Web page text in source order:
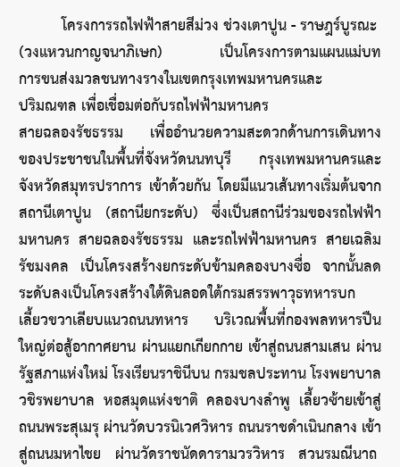
โครงการรถไฟฟ้าสายสีม่วง ช่วงเตาปูน - ราษฎร์บูรณะ
(วงแหวนกาญจนาภิเษก) เป็นโครงการตามแผนแม่บท
การขนส่งมวลชนทางรางในเขตกรุงเทพมหานครและ
ปริมณฑล เพื่อเชื่อมต่อกับรถไฟฟ้ามหานคร
สายฉลองรัชธรรม เพื่ออำนวยความสะดวกด้านการเดินทาง
ของประชาชนในพื้นที่จังหวัดนนทบุรี กรุงเทพมหานครและ
จังหวัดสมุทรปราการ เข้าด้วยกัน โดยมีแนวเส้นทางเริ่มต้นจาก
สถานีเตาปูน (สถานียกระดับ) ซึ่งเป็นสถานีร่วมของรถไฟฟ้า
มหานคร สายฉลองรัชธรรม และรถไฟฟ้ามหานคร สายเฉลิม
รัชมงคล เป็นโครงสร้างยกระดับข้ามคลองบางซื่อ จากนั้นลด
ระดับลงเป็นโครงสร้างใต้ดินลอดใต้กรมสรรพาวุธทหารบก
เลี้ยวขวาเลียบแนวถนนทหาร บริเวณพื้นที่กองพลทหารปืน
ใหญ่ต่อสู้อากาศยาน ผ่านแยกเกียกกาย เข้าสู่ถนนสามเสน ผ่าน
รัฐสภาแห่งใหม่ โรงเรียนราชินีบน กรมชลประทาน โรงพยาบาล
วชิรพยาบาล หอสมุดแห่งชาติ คลองบางลำพู เลี้ยวซ้ายเข้าสู่
ถนนพระสุเมรุ ผ่านวัดบวรนิเวศวิหาร ถนนราชดำเนินกลาง เข้า
สู่ถนนมหาไชย ผ่านวัดราชนัดดารามวรวิหาร สวนรมณีนาถ